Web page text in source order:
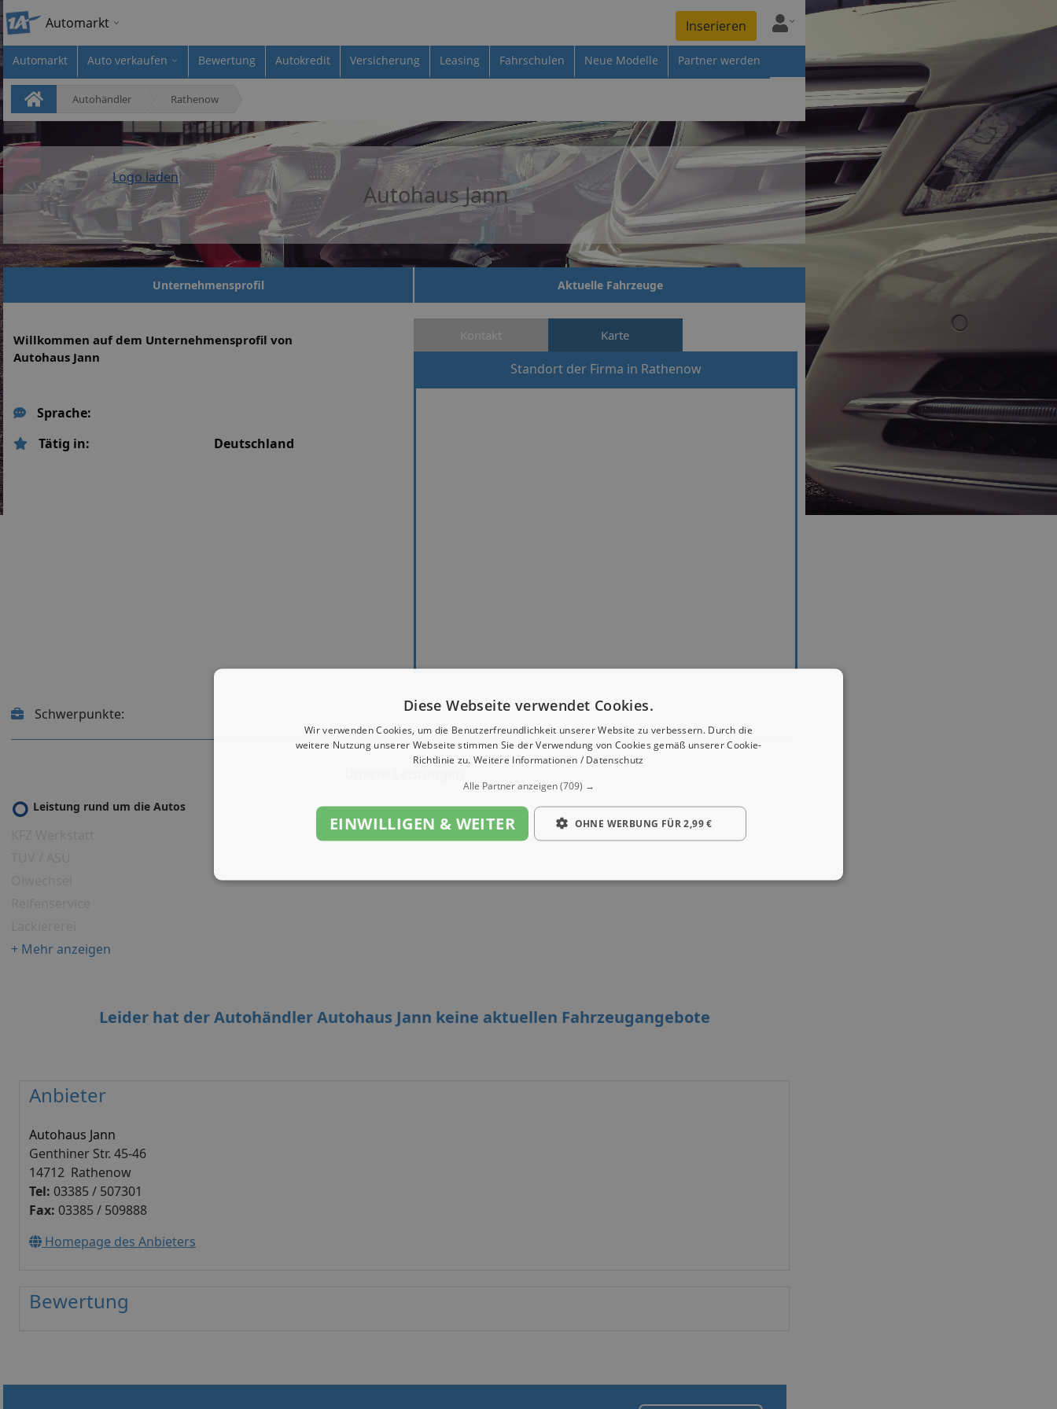
Automarkt Inserieren
Automarkt Auto verkaufen Bewertung Autokredit Versicherung Leasing Fahrschulen Neue Modelle Partner werden
Autohändler Rathenow
Logo laden
Autohaus Jann
Unternehmensprofil Aktuelle Fahrzeuge
Willkommen auf dem Unternehmensprofil von
Autohaus Jann
Sprache:
Tätig in:
Deutschland
Kontakt Karte
Standort der Firma in Rathenow
Schwerpunkte:
Leistung rund um die Autos
+ Mehr anzeigen
Leider hat der Autohändler Autohaus Jann keine aktuellen Fahrzeugangebote
Anbieter
Autohaus Jann
Genthiner Str. 45-46
14712 Rathenow
Tel: 03385 / 507301
Fax: 03385 / 509888
Homepage des Anbieters
Bewertung
Diese Webseite verwendet Cookies.
Wir verwenden Cookies, um die Benutzerfreundlichkeit unserer Website zu verbessern. Durch die
weitere Nutzung unserer Webseite stimmen Sie der Verwendung von Cookies gemäß unserer Cookie-
Richtlinie zu. Weitere Informationen / Datenschutz
Alle Partner anzeigen(709) →
EINWILLIGEN & WEITER OHNE WERBUNG FÜR 2,99 €